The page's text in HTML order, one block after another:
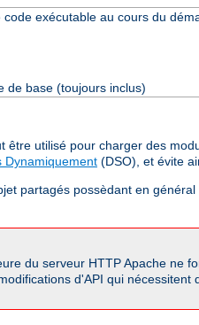
exécutable au cours du
de base (toujours inclus)
utilisé pour charger des
Dynamiquement (DSO), et évite
partagés possèdant en général
du serveur HTTP Apache ne
d'API qui